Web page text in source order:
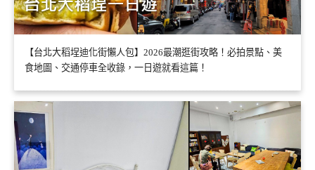
【台北大稻埕迪化街懶人包】2026最潮逛街攻略！必拍景點、美
食地圖、交通停車全收錄，一日遊就看這篇！